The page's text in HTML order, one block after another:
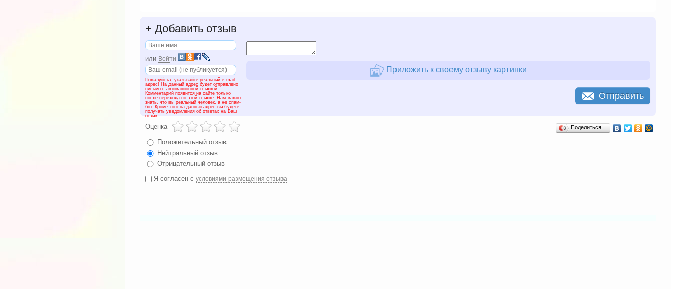
+ Добавить отзыв
или Войти
Пожалуйста, указывайте реальный e-mail
адрес! На данный адрес будет отправлено
письмо с активационной ссылкой.
Комментарий появится на сайте только
после перехода по этой ссылке. Нам важно
знать, что вы реальный человек, а не спам-
бот. Кроме того на данный адрес вы будете
получать уведомления об ответах на Ваш
отзыв.
Оценка
Положительный отзыв
Нейтральный отзыв
Отрицательный отзыв
Приложить к своему отзыву картинки
Я согласен с условиями размещения отзыва
Отправить
Поделиться…